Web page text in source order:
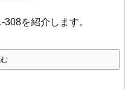
を紹介します。